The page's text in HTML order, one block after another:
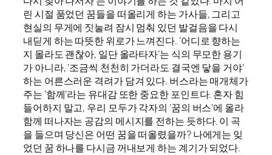
린 시절 품었던 꿈들을 떠올리게 하는 가사들, 그리고
현실의 무게에 짓눌려 잠시 멈춰 있던 발걸음을 다시
내딛게 하는 따뜻한 위로가 느껴진다. ‘어디로 향하는
지 몰라도 괜찮아, 일단 올라타자’는 식의 무모한 용기
가 아니라, ‘조금씩 천천히 가더라도 결국엔 닿을 거야’
하는 어른스러운 격려가 담겨 있다. 버스라는 매개체가
주는 ‘함께’라는 유대감 또한 중요한 포인트다. 혼자 힘
들어하지 말고, 우리 모두가 각자의 ‘꿈의 버스’에 올라
함께 떠나자는 공감의 메시지를 전하는 듯하다. 이 곡
을 들으며 당신은 어떤 꿈을 떠올렸을까? 나에게는 잊
었던 꿈 하나를 다시금 꺼내보게 하는 계기가 되었다.